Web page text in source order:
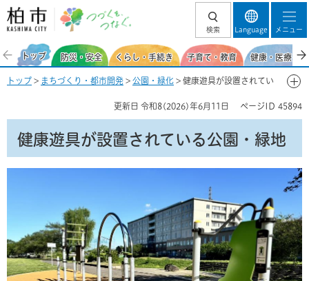
柏市 つづくを、
検索 Language メニュー
トップ 防災・安全 くらし・手続き 子育て・教育 健康・医療・
トップ > まちづくり・都市開発 > 公園・緑化 > 健康遊具が設置されてい
更新日 令和8(2026)年6月11日 ページID 45894
健康遊具が設置されている公園・緑地